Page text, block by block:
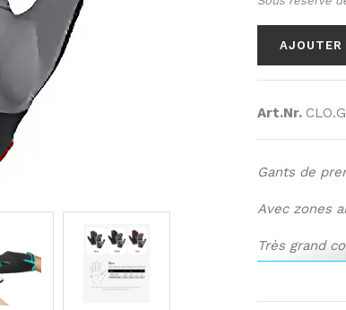
AJOUTER
Art.Nr.
Gants de
Avec zones
Très grand